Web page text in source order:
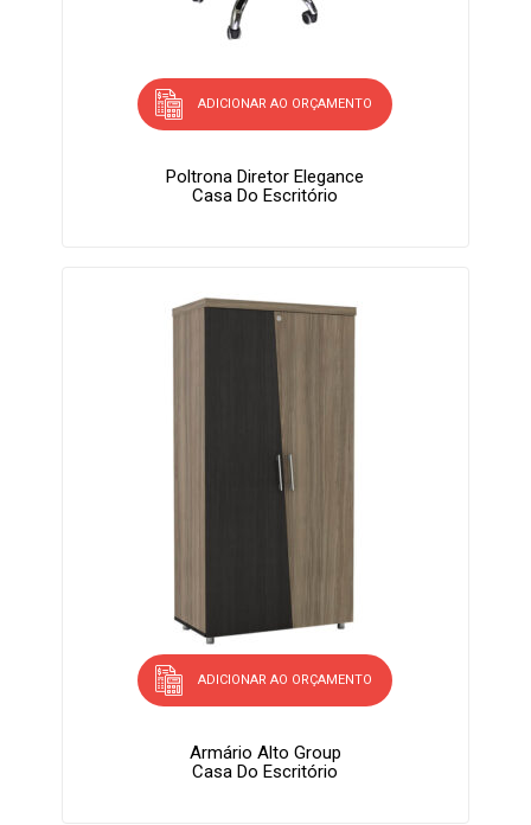
ADICIONAR AO ORÇAMENTO
Poltrona Diretor Elegance
Casa Do Escritório
ADICIONAR AO ORÇAMENTO
Armário Alto Group
Casa Do Escritório